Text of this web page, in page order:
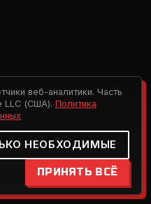
веб-аналитики. Часть
LLC (США). Политика
НЕОБХОДИМЫЕ
ПРИНЯТЬ ВСЁ